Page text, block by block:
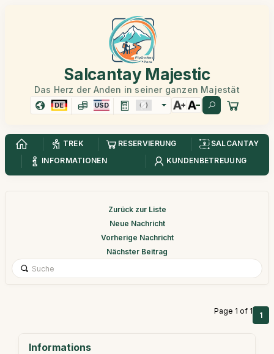
Salcantay Majestic
Das Herz der Anden in seiner ganzen Majestät
DE USD
TREK RESERVIERUNG
SALCANTAY
INFORMATIONEN
KUNDENBETREUUNG
Zurück zur Liste
Neue Nachricht
Vorherige Nachricht
Nächster Beitrag
Page 1 of 1 1
Informations